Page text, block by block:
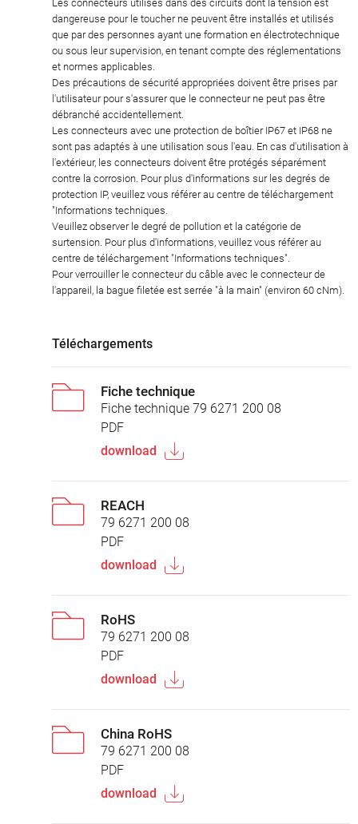
Les connecteurs utilisés dans des circuits dont la tension est
dangereuse pour le toucher ne peuvent être installés et utilisés
que par des personnes ayant une formation en électrotechnique
ou sous leur supervision, en tenant compte des réglementations
et normes applicables.
Des précautions de sécurité appropriées doivent être prises par
l'utilisateur pour s'assurer que le connecteur ne peut pas être
débranché accidentellement.
Les connecteurs avec une protection de boîtier IP67 et IP68 ne
sont pas adaptés à une utilisation sous l'eau. En cas d'utilisation à
l'extérieur, les connecteurs doivent être protégés séparément
contre la corrosion. Pour plus d'informations sur les degrés de
protection IP, veuillez vous référer au centre de téléchargement
"Informations techniques.
Veuillez observer le degré de pollution et la catégorie de
surtension. Pour plus d'informations, veuillez vous référer au
centre de téléchargement "Informations techniques".
Pour verrouiller le connecteur du câble avec le connecteur de
l'appareil, la bague filetée est serrée "à la main" (environ 60 cNm).
Téléchargements
Fiche technique
Fiche technique 79 6271 200 08
PDF
download
REACH
79 6271 200 08
PDF
download
RoHS
79 6271 200 08
PDF
download
China RoHS
79 6271 200 08
PDF
download